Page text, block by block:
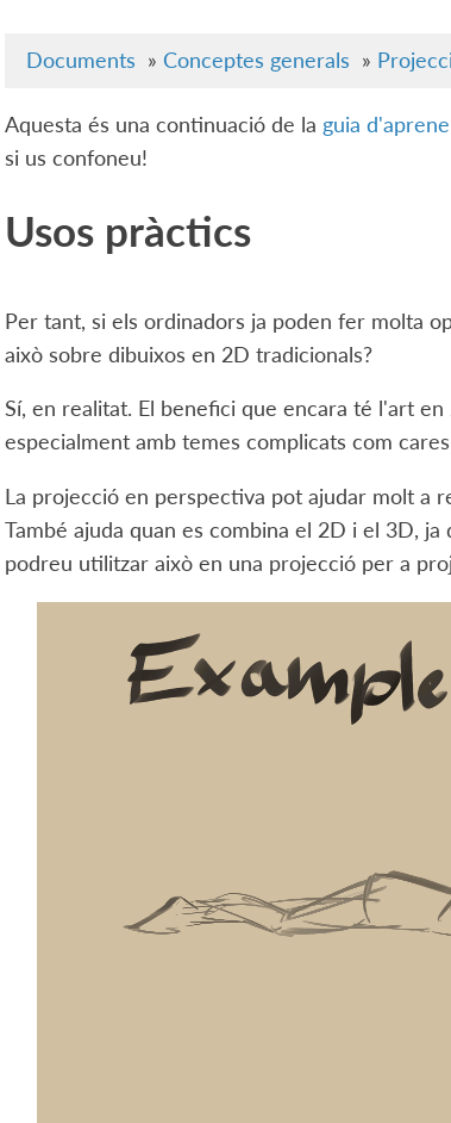
Documents » Conceptes generals »
Aquesta és una continuació de la guia
si us confoneu!
Usos pràctics
Per tant, si els ordinadors ja poden fer molta
això sobre dibuixos en 2D tradicionals?
Sí, en realitat. El benefici que encara té l'art
especialment amb temes complicats com
La projecció en perspectiva pot ajudar molt a
També ajuda quan es combina el 2D i el 3D,
podreu utilitzar això en una projecció per a